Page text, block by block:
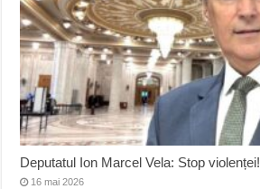
Deputatul Ion Marcel Vela: Stop violenței!
16 mai 2026